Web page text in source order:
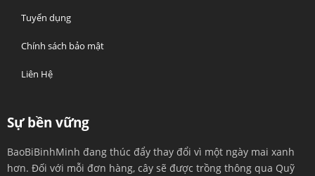
Tuyển dụng
Chính sách bảo mật
Liên Hệ
Sự bền vững
BaoBiBinhMinh đang thúc đẩy thay đổi vì một ngày mai xanh
hơn. Đối với mỗi đơn hàng, cây sẽ được trồng thông qua Quỹ